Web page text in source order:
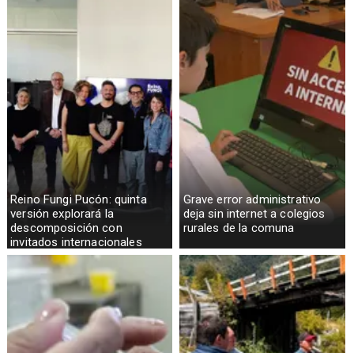
Reino Fungi Pucón: quinta
versión explorará la
descomposición con
invitados internacionales
Grave error administrativo
deja sin internet a colegios
rurales de la comuna